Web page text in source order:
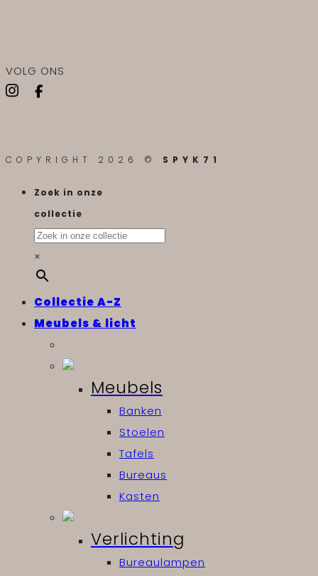
VOLG ONS
COPYRIGHT 2026 © SPYK71
Zoek in onze
collectie
×
Collectie A-Z
Meubels & licht
Meubels
Banken
Stoelen
Tafels
Bureaus
Kasten
Verlichting
Bureaulampen